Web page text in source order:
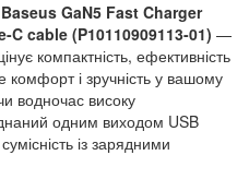
Baseus GaN5 Fast Charger
C cable (P10110909113-01) —
компактність, ефективність
комфорт і зручність у вашому
водночас високу
одним виходом USB
із зарядними